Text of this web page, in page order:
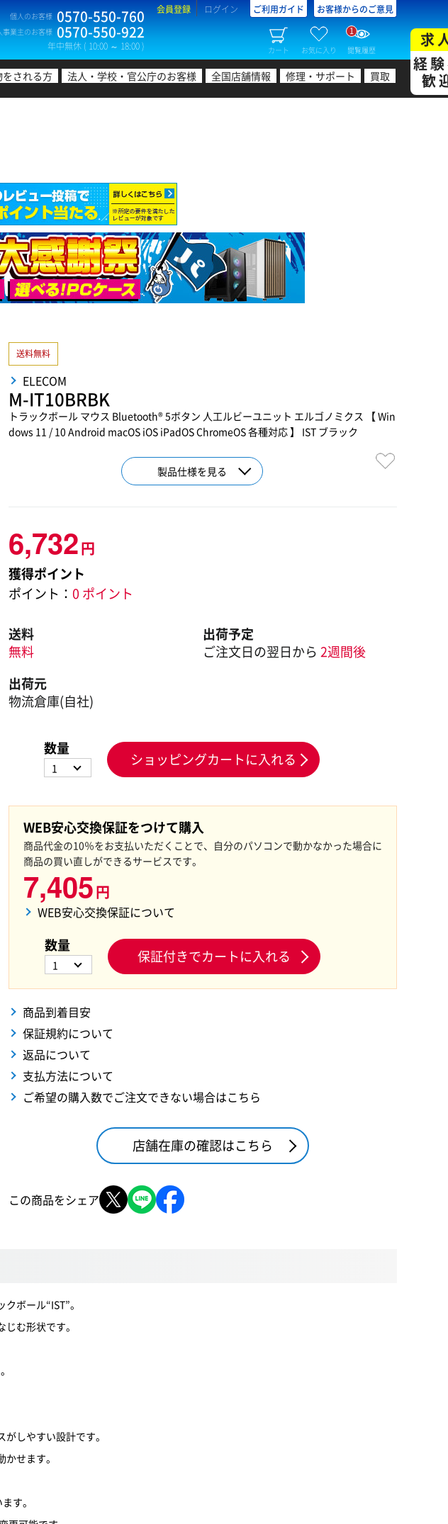
個人のお客様 0570-550-760
事業主のお客様 0570-550-922
年中無休 ( 10:00 ～ 18:00 )
会員登録 ログイン ご利用ガイド お客様からのご意見
カート お気に入り 閲覧履歴
1
される方 法人・学校・官公庁のお客様 全国店舗情報 修理・サポート 買取
求
経
歓
送料無料
ELECOM
M-IT10BRBK
トラックボール マウス Bluetooth® 5ボタン 人工ルビーユニット エルゴノミクス 【 Win
dows 11 / 10 Android macOS iOS iPadOS ChromeOS 各種対応 】 IST ブラック
製品仕様を見る
6,732円
獲得ポイント
ポイント： 0 ポイント
送料
無料
出荷予定
ご注文日の翌日から 2週間後
出荷元
物流倉庫(自社)
数量
1 ショッピングカートに入れる
WEB安心交換保証をつけて購入
商品代金の10％をお支払いただくことで、自分のパソコンで動かなかった場合に
商品の買い直しができるサービスです。
7,405円
WEB安心交換保証について
数量
1 保証付きでカートに入れる
商品到着目安
保証規約について
返品について
支払方法について
ご希望の購入数でご注文できない場合はこちら
店舗在庫の確認はこちら
この商品をシェア
ボール“IST”。
む形状です。
しやすい設計です。
せます。
す。